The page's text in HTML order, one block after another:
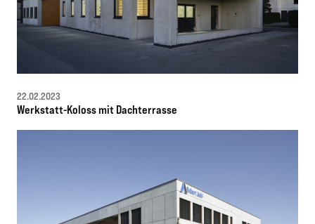
22.02.2023
Werkstatt-Koloss mit Dachterrasse